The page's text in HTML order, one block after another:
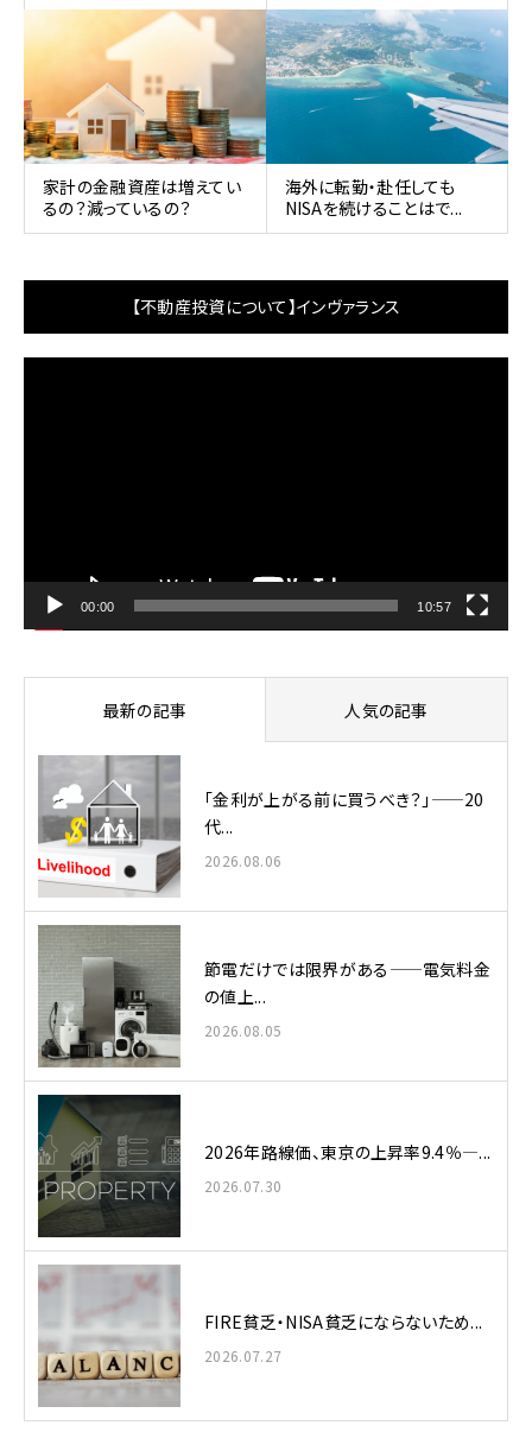
家計の金融資産は増えてい
るの？減っているの？
海外に転勤・赴任しても
NISAを続けることはで...
【不動産投資について】インヴァランス
00:00 10:57
最新の記事 人気の記事
「金利が上がる前に買うべき？」——20
代...
2026.08.06
節電だけでは限界がある——電気料金
の値上...
2026.08.05
2026年路線価、東京の上昇率9.4％—...
2026.07.30
FIRE貧乏・NISA貧乏にならないため...
2026.07.27